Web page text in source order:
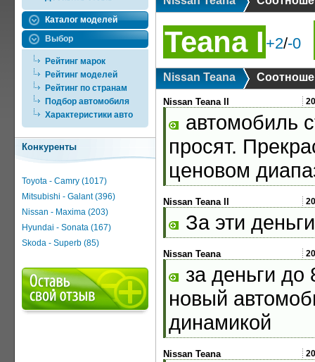
Каталог моделей
Выбор
Рейтинг марок
Рейтинг моделей
Рейтинг по странам
Подбор автомобиля
Характеристики авто
Конкуренты
Toyota - Camry (1017)
Mitsubishi - Galant (396)
Nissan - Maxima (203)
Hyundai - Sonata (167)
Skoda - Superb (85)
Teana I +2/-0
Nissan Teana
Положительные отзывы
Nissan Teana II
автомобиль
просят.
ценовом
Nissan Teana II
За эти
Nissan Teana
за деньги до
новый
динамикой
Nissan Teana